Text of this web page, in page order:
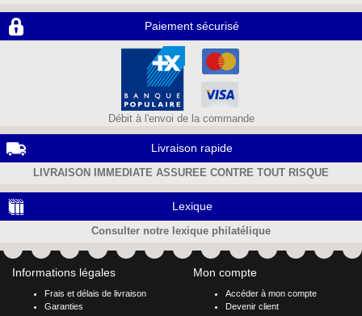
Paiement sécurisé
Débit à l'envoi de la commande
Livraison rapide
LIVRAISON IMMEDIATE ASSUREE CONTRE TOUT RISQUE
Lexique
Consulter notre lexique philatélique
Informations légales
Frais et délais de livraison
Garanties
Mon compte
Accéder à mon compte
Devenir client